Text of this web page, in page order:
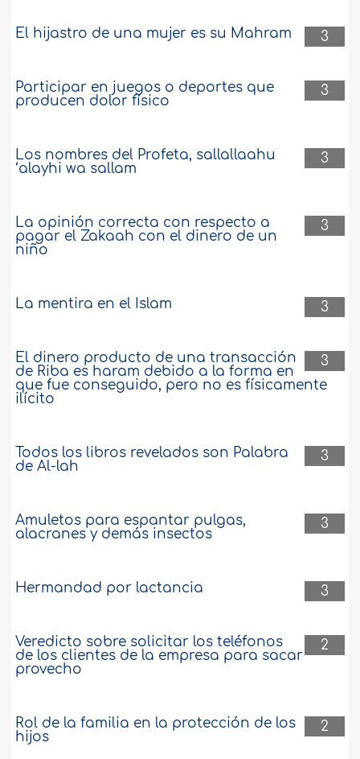
3
El hijastro de una mujer es su Mahram
3
Participar en juegos o deportes que
producen dolor físico
3
Los nombres del Profeta, sallallaahu
‘alayhi wa sallam
3
La opinión correcta con respecto a
pagar el Zakaah con el dinero de un
niño
3
La mentira en el Islam
3
El dinero producto de una transacción
de Riba es haram debido a la forma en
que fue conseguido, pero no es físicamente
ilícito
3
Todos los libros revelados son Palabra
de Al-lah
3
Amuletos para espantar pulgas,
alacranes y demás insectos
3
Hermandad por lactancia
2
Veredicto sobre solicitar los teléfonos
de los clientes de la empresa para sacar
provecho
2
Rol de la familia en la protección de los
hijos